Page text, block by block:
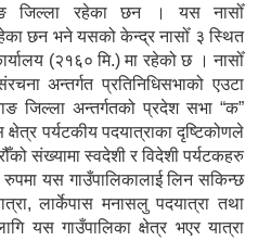
जिल्ला रहेका छन । यस नासोँ
छन भने यसको केन्द्र नासोँ ३ स्थित
(२१६० मि.) मा रहेको छ । नासोँ
अन्तर्गत प्रतिनिधिसभाको एउटा
जिल्ला अन्तर्गतको प्रदेश सभा “क”
क्षेत्र पर्यटकीय पदयात्राका दृष्टिकोणले
संख्यामा स्वदेशी र विदेशी पर्यटकहरु
रुपमा यस गाउँपालिकालाई लिन सकिन्छ
लार्केपास मनासलु पदयात्रा तथा
यस गाउँपालिका क्षेत्र भएर यात्रा